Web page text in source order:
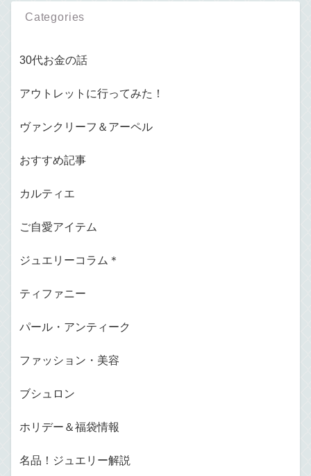
Categories
30代お金の話
アウトレットに行ってみた！
ヴァンクリーフ＆アーペル
おすすめ記事
カルティエ
ご自愛アイテム
ジュエリーコラム＊
ティファニー
パール・アンティーク
ファッション・美容
ブシュロン
ホリデー＆福袋情報
名品！ジュエリー解説